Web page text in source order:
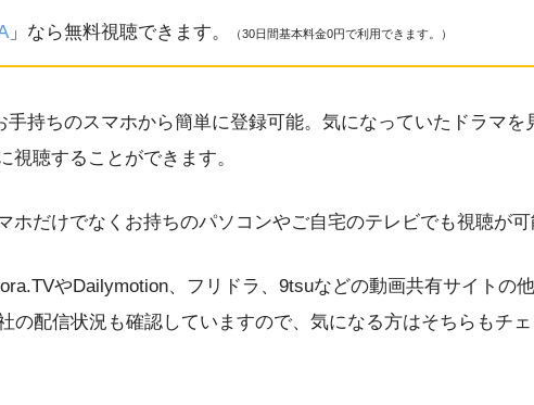
」なら無料視聴できます。 （30日間基本料金0円で利用できます。）
手持ちのスマホから簡単に登録可能。気になっていたドラマを
視聴することができます。
ホだけでなくお持ちのパソコンやご自宅のテレビでも視聴が可
やDailymotion、フリドラ、9tsuなどの動画共有サイトの
の配信状況も確認していますので、気になる方はそちらもチ